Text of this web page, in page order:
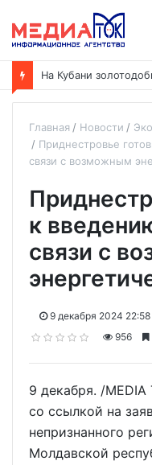
Главная Новости
Приднестровье
связи с возможным
к
связи с
9 декабря 2024 22:58
956
9 декабря. /
со ссылкой на
непризнанного
Молдавской